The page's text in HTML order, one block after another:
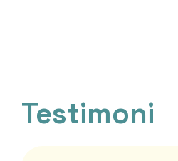
Pengaturan Kartu
Testimoni